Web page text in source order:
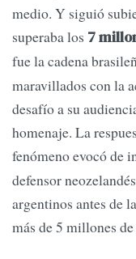
medio. Y siguió
superaba los 7
fue la cadena
maravillados con la
desafío a su
homenaje. La
fenómeno evocó de
defensor
argentinos antes de
más de 5 millones